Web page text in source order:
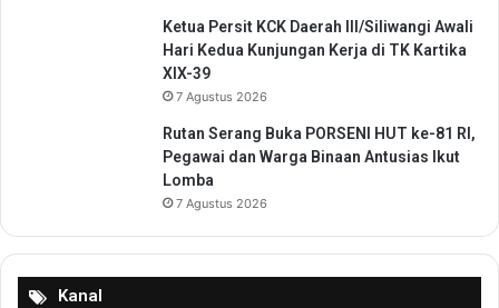
Ketua Persit KCK Daerah III/Siliwangi Awali
Hari Kedua Kunjungan Kerja di TK Kartika
XIX-39
7 Agustus 2026
Rutan Serang Buka PORSENI HUT ke-81 RI,
Pegawai dan Warga Binaan Antusias Ikut
Lomba
7 Agustus 2026
Kanal